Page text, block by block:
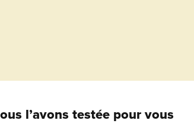
l’avons testée pour vous